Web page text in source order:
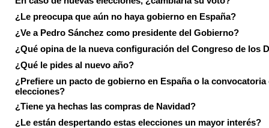
¿Le preocupa que aún no haya gobierno en España?
¿Ve a Pedro Sánchez como presidente del Gobierno?
¿Qué opina de la nueva configuración del Congreso de los
¿Qué le pides al nuevo año?
¿Prefiere un pacto de gobierno en España o la convocatoria
elecciones?
¿Tiene ya hechas las compras de Navidad?
¿Le están despertando estas elecciones un mayor interés?